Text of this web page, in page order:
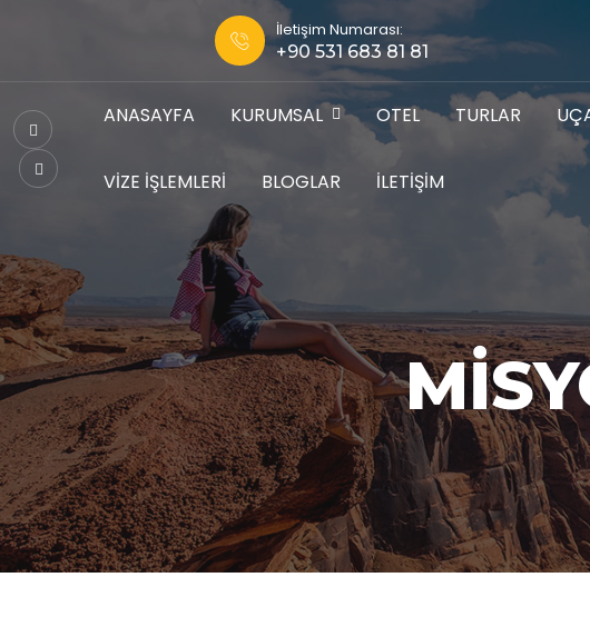
İletişim Numarası:
+90 531 683 81 81
ANASAYFA KURUMSAL OTEL TURLAR
VIZE İŞLEMLERI BLOGLAR İLETIŞIM